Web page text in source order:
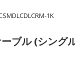
1K
ブル (シング